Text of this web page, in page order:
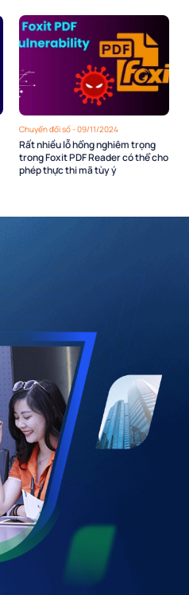
Chuyển đổi số - 09/11/2024
Rất nhiều lỗ hổng nghiêm trọng
trong Foxit PDF Reader có thể cho
phép thực thi mã tùy ý